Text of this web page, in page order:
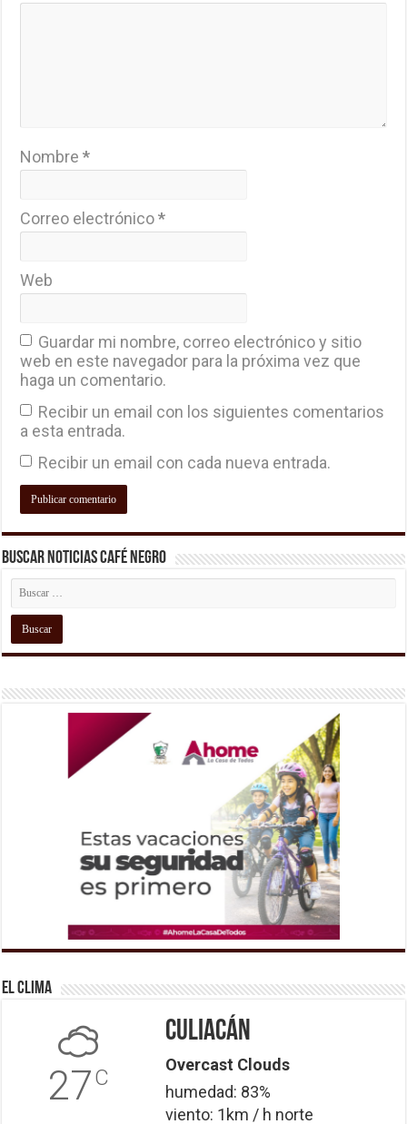
Nombre*
Correo electrónico*
Web
Guardar mi nombre, correo electrónico y sitio
web en este navegador para la próxima vez que
haga un comentario.
Recibir un email con los siguientes comentarios
a esta entrada.
Recibir un email con cada nueva entrada.
Buscar Noticias Café Negro
El Clima
27C
Culiacán
Overcast Clouds
humedad: 83%
viento: 1km / h norte